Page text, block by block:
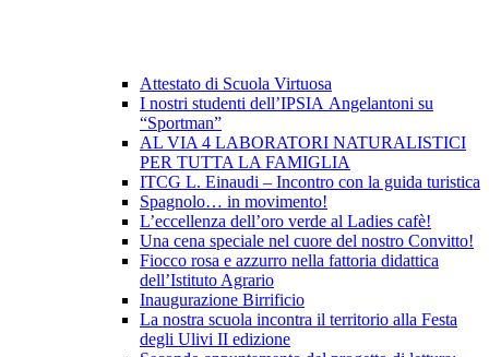
Attestato di Scuola Virtuosa
I nostri studenti dell’IPSIA Angelantoni su
“Sportman”
AL VIA 4 LABORATORI NATURALISTICI
PER TUTTA LA FAMIGLIA
ITCG L. Einaudi – Incontro con la guida turistica
Spagnolo… in movimento!
L’eccellenza dell’oro verde al Ladies cafè!
Una cena speciale nel cuore del nostro Convitto!
Fiocco rosa e azzurro nella fattoria didattica
dell’Istituto Agrario
Inaugurazione Birrificio
La nostra scuola incontra il territorio alla Festa
degli Ulivi II edizione